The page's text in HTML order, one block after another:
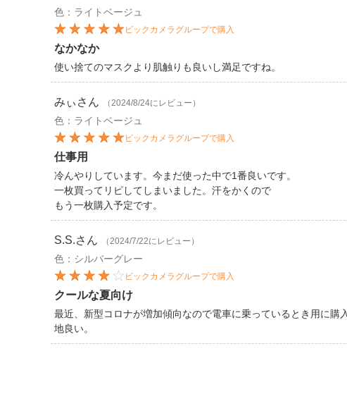
色：ライトベージュ
ビックカメラグループで購入
なかなか
使い捨てのマスクより肌触りも良いし満足ですね。
みぃ さん （2024/8/24にレビュー）
色：ライトベージュ
ビックカメラグループで購入
仕事用
冷んやりしています。今まだ使った中で1番良いです。
一枚買ってリピしてしまいました。汗をかくので
もう一枚購入予定です。
S.S.さん （2024/7/22にレビュー）
色：シルバーグレー
ビックカメラグループで購入
クールな夏向け
最近、新型コロナが増加傾向なので電車に乗っているとき用に
地良い。